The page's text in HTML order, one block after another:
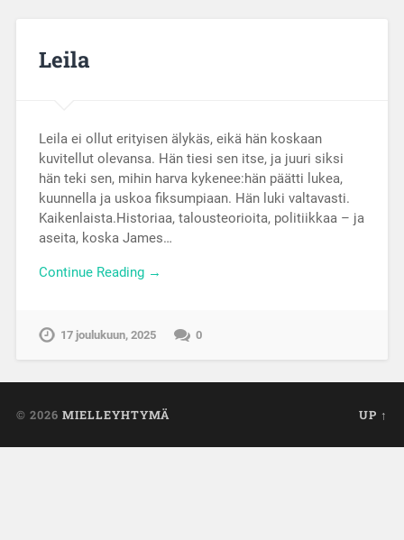
Leila
Leila ei ollut erityisen älykäs, eikä hän koskaan
kuvitellut olevansa. Hän tiesi sen itse, ja juuri siksi
hän teki sen, mihin harva kykenee:hän päätti lukea,
kuunnella ja uskoa fiksumpiaan. Hän luki valtavasti.
Kaikenlaista.Historiaa, talousteorioita, politiikkaa – ja
aseita, koska James…
Continue Reading →
17 joulukuun, 2025 0
© 2026 MIELLEYHTYMÄ UP ↑